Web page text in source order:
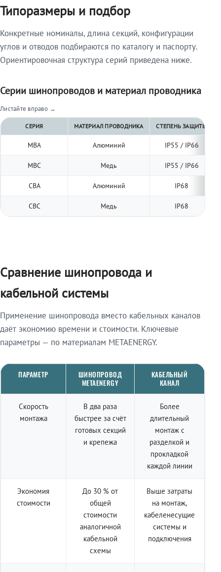
Типоразмеры и подбор
Конкретные номиналы, длина секций, конфигурации
углов и отводов подбираются по каталогу и паспорту.
Ориентировочная структура серий приведена ниже.
Серии шинопроводов и материал проводника
Листайте вправо →
СЕРИЯ МАТЕРИАЛ ПРОВОДНИКА СТЕПЕНЬ ЗАЩИТЫ
МВА Алюминий IP55 / IP66
МВС Медь IP55 / IP66
СВА Алюминий IP68
СВС Медь IP68
Сравнение шинопровода и
кабельной системы
Применение шинопровода вместо кабельных каналов
даёт экономию времени и стоимости. Ключевые
параметры — по материалам METAENERGY.
ПАРАМЕТР
ШИНОПРОВОД
METAENERGY
КАБЕЛЬНЫЙ
КАНАЛ
Скорость
монтажа
В два раза
быстрее за счёт
готовых секций
и крепежа
Более
длительный
монтаж с
разделкой и
прокладкой
каждой линии
Экономия
стоимости
До 30 % от
общей
стоимости
аналогичной
кабельной
схемы
Выше затраты
на монтаж,
кабеленесущие
системы и
подключения